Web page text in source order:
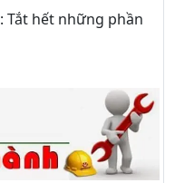
Tắt hết những phần